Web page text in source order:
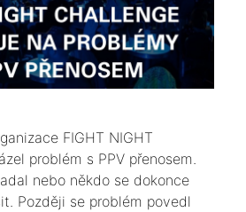
FIGHT NIGHT
problém s PPV přenosem.
nebo někdo se dokonce
Později se problém povedl